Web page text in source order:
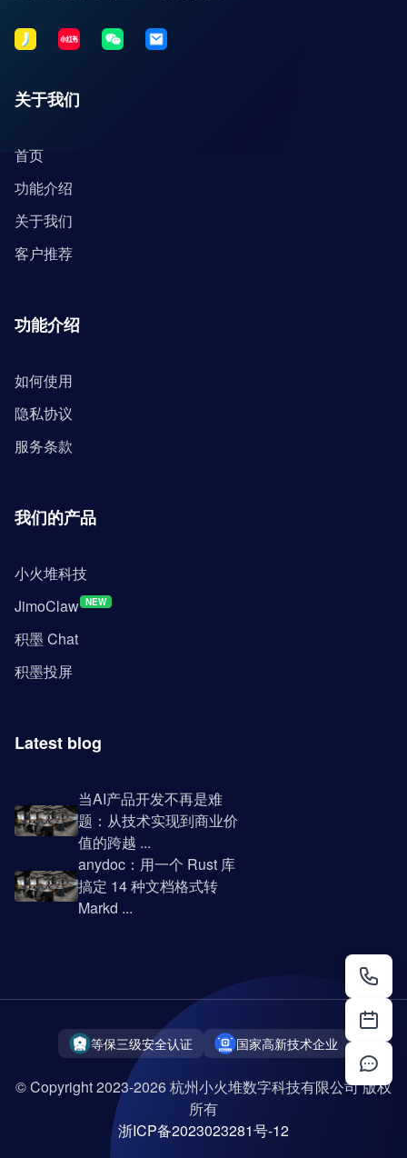
关于我们
首页
功能介绍
关于我们
客户推荐
功能介绍
如何使用
隐私协议
服务条款
我们的产品
小火堆科技
JimoClaw NEW
积墨 Chat
积墨投屏
Latest blog
当AI产品开发不再是难
题：从技术实现到商业价
值的跨越 ...
anydoc：用一个 Rust 库
搞定 14 种文档格式转
Markd ...
等保三级安全认证 国家高新技术企业
© Copyright 2023-2026 杭州小火堆数字科技有限公司 版权
所有
浙ICP备2023023281号-12